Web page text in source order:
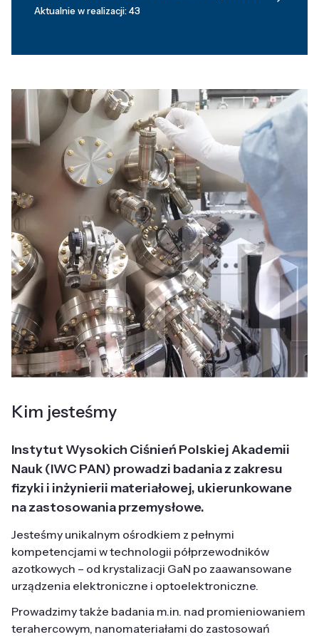
Aktualnie w realizacji: 43
Kim jesteśmy
Instytut Wysokich Ciśnień Polskiej Akademii
Nauk (IWC PAN) prowadzi badania z zakresu
fizyki i inżynierii materiałowej, ukierunkowane
na zastosowania przemysłowe.
Jesteśmy unikalnym ośrodkiem z pełnymi
kompetencjami w technologii półprzewodników
azotkowych – od krystalizacji GaN po zaawansowane
urządzenia elektroniczne i optoelektroniczne.
Prowadzimy także badania m.in. nad promieniowaniem
terahercowym, nanomateriałami do zastosowań